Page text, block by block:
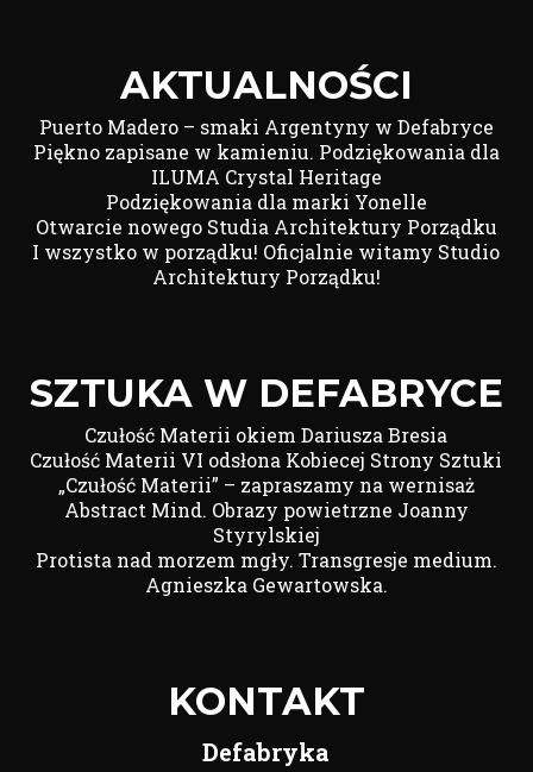
AKTUALNOŚCI
Puerto Madero – smaki Argentyny w Defabryce
Piękno zapisane w kamieniu. Podziękowania dla
ILUMA Crystal Heritage
Podziękowania dla marki Yonelle
Otwarcie nowego Studia Architektury Porządku
I wszystko w porządku! Oficjalnie witamy Studio
Architektury Porządku!
SZTUKA W DEFABRYCE
Czułość Materii okiem Dariusza Bresia
Czułość Materii VI odsłona Kobiecej Strony Sztuki
„Czułość Materii” – zapraszamy na wernisaż
Abstract Mind. Obrazy powietrzne Joanny
Styrylskiej
Protista nad morzem mgły. Transgresje medium.
Agnieszka Gewartowska.
KONTAKT
Defabryka